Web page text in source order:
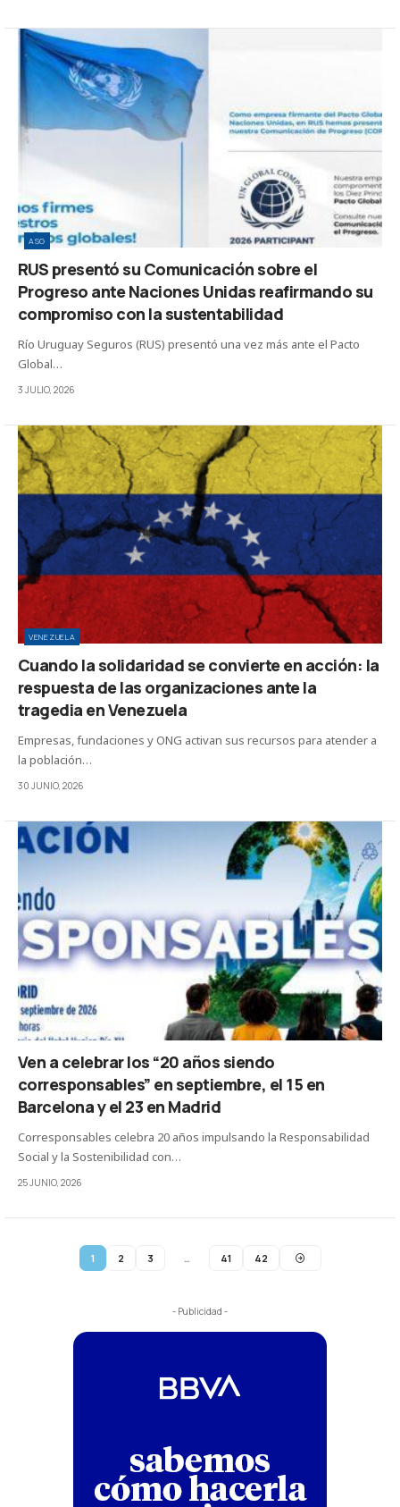
ASG
RUS presentó su Comunicación sobre el
Progreso ante Naciones Unidas reafirmando su
compromiso con la sustentabilidad
Río Uruguay Seguros (RUS) presentó una vez más ante el Pacto
Global…
3 JULIO, 2026
VENEZUELA
Cuando la solidaridad se convierte en acción: la
respuesta de las organizaciones ante la
tragedia en Venezuela
Empresas, fundaciones y ONG activan sus recursos para atender a
la población…
30 JUNIO, 2026
Ven a celebrar los “20 años siendo
corresponsables” en septiembre, el 15 en
Barcelona y el 23 en Madrid
Corresponsables celebra 20 años impulsando la Responsabilidad
Social y la Sostenibilidad con…
25 JUNIO, 2026
1 2 3 … 41 42
- Publicidad -